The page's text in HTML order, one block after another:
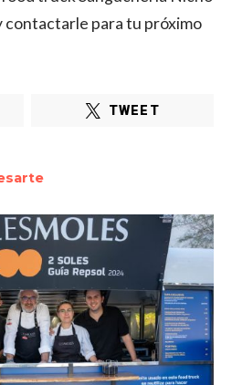
contactarle para tu próximo
TWEET